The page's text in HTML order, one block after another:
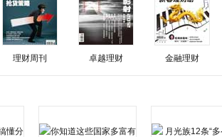
理财周刊 卓越理财 金融理财